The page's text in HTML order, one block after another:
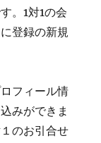
。1対1の会
登録の新規
フィール情
みができま
のお引合せ